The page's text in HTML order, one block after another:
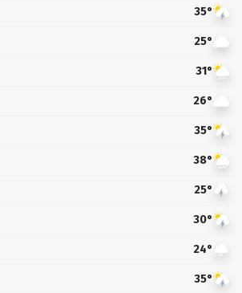
35°
25°
31°
26°
35°
38°
25°
30°
24°
35°